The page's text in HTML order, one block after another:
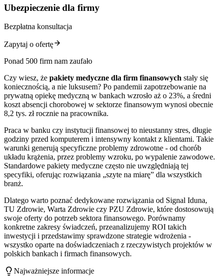
Ubezpieczenie dla firmy
Bezpłatna konsultacja
Zapytaj o ofertę
Ponad 500 firm nam zaufało
Czy wiesz, że pakiety medyczne dla firm finansowych stały się
koniecznością, a nie luksusem? Po pandemii zapotrzebowanie na
prywatną opiekę medyczną w bankach wzrosło aż o 23%, a średni
koszt absencji chorobowej w sektorze finansowym wynosi obecnie
8,2 tys. zł rocznie na pracownika.
Praca w banku czy instytucji finansowej to nieustanny stres, długie
godziny przed komputerem i intensywny kontakt z klientami. Takie
warunki generują specyficzne problemy zdrowotne - od chorób
układu krążenia, przez problemy wzroku, po wypalenie zawodowe.
Standardowe pakiety medyczne często nie uwzględniają tej
specyfiki, oferując rozwiązania „szyte na miarę” dla wszystkich
branż.
Dlatego warto poznać dedykowane rozwiązania od Signal Iduna,
TU Zdrowie, Warta Zdrowie czy PZU Zdrowie, które dostosowują
swoje oferty do potrzeb sektora finansowego. Porównamy
konkretne zakresy świadczeń, przeanalizujemy ROI takich
inwestycji i przedstawimy sprawdzone strategie wdrożenia -
wszystko oparte na doświadczeniach z rzeczywistych projektów w
polskich bankach i firmach finansowych.
Najważniejsze informacje